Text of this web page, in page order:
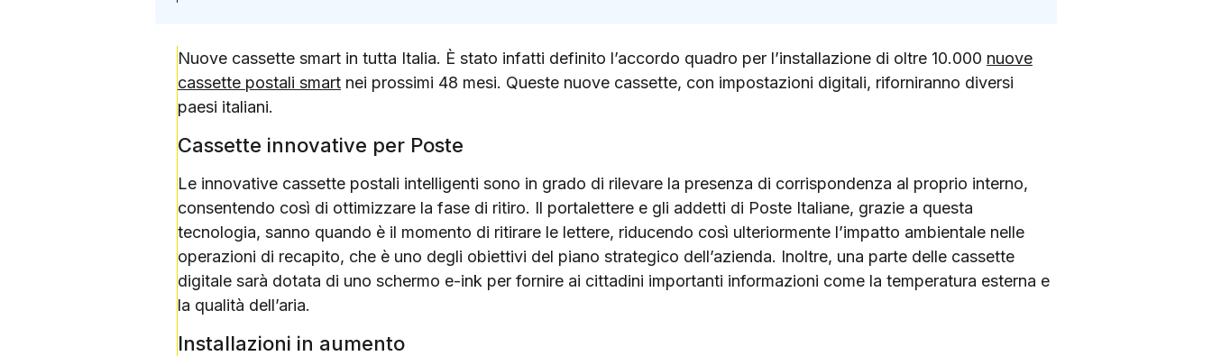
Nuove cassette smart in tutta Italia. È stato infatti definito l’accordo quadro per l’installazione di oltre 10.000 nuove
cassette postali smart nei prossimi 48 mesi. Queste nuove cassette, con impostazioni digitali, riforniranno diversi
paesi italiani.
Cassette innovative per Poste
Le innovative cassette postali intelligenti sono in grado di rilevare la presenza di corrispondenza al proprio interno,
consentendo così di ottimizzare la fase di ritiro. Il portalettere e gli addetti di Poste Italiane, grazie a questa
tecnologia, sanno quando è il momento di ritirare le lettere, riducendo così ulteriormente l’impatto ambientale nelle
operazioni di recapito, che è uno degli obiettivi del piano strategico dell’azienda. Inoltre, una parte delle cassette
digitale sarà dotata di uno schermo e-ink per fornire ai cittadini importanti informazioni come la temperatura esterna e
la qualità dell’aria.
Installazioni in aumento